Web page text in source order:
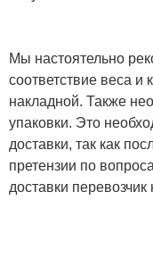
Мы настоятельно
соответствие веса и
накладной. Также
упаковки. Это
доставки, так как
претензии по
доставки перевозчик